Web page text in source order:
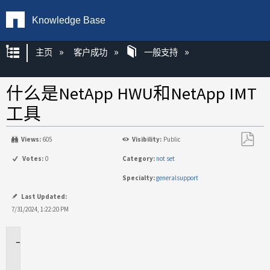
Knowledge Base
扩展/隐缩全局层次
主页 客户成功 一般支持
什么是NetApp HWU和NetApp IMT
工具
Views: 605 Visibility: Public
Votes: 0 Category: not set
Specialty:generalsupport
Last Updated:
7/31/2024, 1:22:20 PM